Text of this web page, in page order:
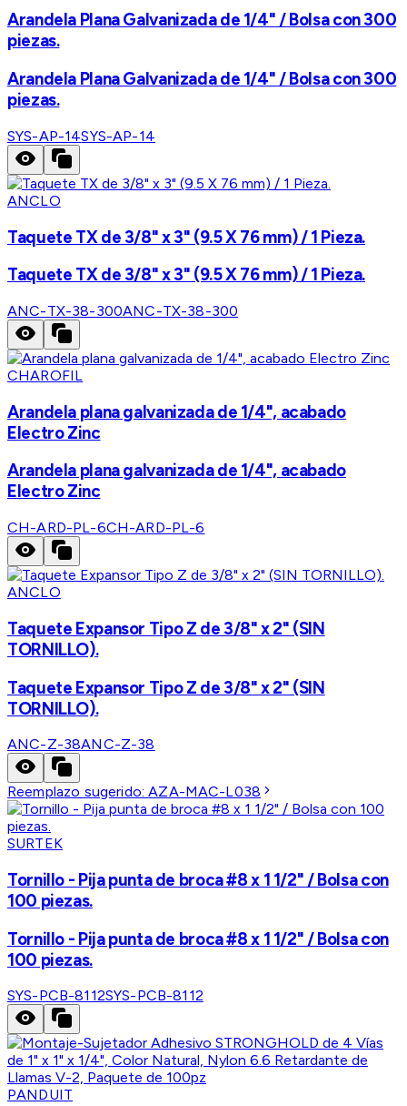
Arandela Plana Galvanizada de 1/4" / Bolsa con 300
piezas.
Arandela Plana Galvanizada de 1/4" / Bolsa con 300
piezas.
SYS-AP-14SYS-AP-14
ANCLO
Taquete TX de 3/8" x 3" (9.5 X 76 mm) / 1 Pieza.
Taquete TX de 3/8" x 3" (9.5 X 76 mm) / 1 Pieza.
ANC-TX-38-300ANC-TX-38-300
CHAROFIL
Arandela plana galvanizada de 1/4", acabado
Electro Zinc
Arandela plana galvanizada de 1/4", acabado
Electro Zinc
CH-ARD-PL-6CH-ARD-PL-6
ANCLO
Taquete Expansor Tipo Z de 3/8" x 2" (SIN
TORNILLO).
Taquete Expansor Tipo Z de 3/8" x 2" (SIN
TORNILLO).
ANC-Z-38ANC-Z-38
Reemplazo sugerido:AZA-MAC-L038
SURTEK
Tornillo - Pija punta de broca #8 x 1 1/2" / Bolsa con
100 piezas.
Tornillo - Pija punta de broca #8 x 1 1/2" / Bolsa con
100 piezas.
SYS-PCB-8112SYS-PCB-8112
PANDUIT